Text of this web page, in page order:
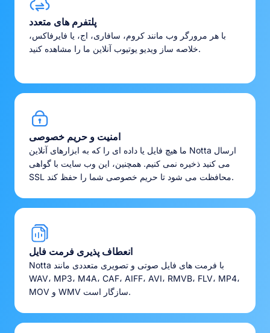
پلتفرم های متعدد
با هر مرورگر وب مانند کروم، سافاری، اج، یا فایرفاکس،
خلاصه ساز ویدیو یوتیوب آنلاین ما را مشاهده کنید.
امنیت و حریم خصوصی
ما هیچ فایل یا داده ای را که به ابزارهای آنلاین Notta ارسال
می کنید ذخیره نمی کنیم. همچنین، این وب سایت با گواهی
SSL محافظت می شود تا حریم خصوصی شما را حفظ کند.
انعطاف پذیری فرمت فایل
Notta با فرمت های فایل صوتی و تصویری متعددی مانند
WAV، MP3، M4A، CAF، AIFF، AVI، RMVB، FLV، MP4،
MOV و WMV سازگار است.